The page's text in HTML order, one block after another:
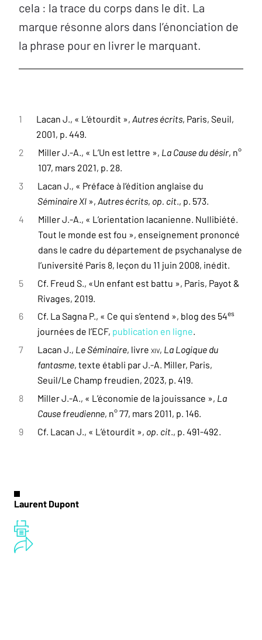
Laurent Dupont
cela : la trace du corps dans le dit. La
marque résonne alors dans l’énonciation de
la phrase pour en livrer le marquant.
1 Lacan J., « L’étourdit », Autres écrits, Paris, Seuil,
2001, p. 449.
2
Miller J.-A., « L’Un est lettre », La Cause du désir, n°
107, mars 2021, p. 28.
3
Lacan J., « Préface à l’édition anglaise du
Séminaire XI », Autres écrits, op. cit., p. 573.
4
Miller J.-A., « L’orientation lacanienne. Nullibiété.
Tout le monde est fou », enseignement prononcé
dans le cadre du département de psychanalyse de
l’université Paris 8, leçon du 11 juin 2008, inédit.
5
Cf. Freud S., «Un enfant est battu », Paris, Payot &
Rivages, 2019.
6
Cf. La Sagna P., « Ce qui s’entend », blog des 54es
journées de l’ECF, publication en ligne.
7
Lacan J., Le Séminaire, livre xiv, La Logique du
fantasme, texte établi par J.‑A. Miller, Paris,
Seuil/Le Champ freudien, 2023, p. 419.
8
Miller J.‑A., « L’économie de la jouissance », La
Cause freudienne, n° 77, mars 2011, p. 146.
9
Cf. Lacan J., « L’étourdit », op. cit., p. 491-492.